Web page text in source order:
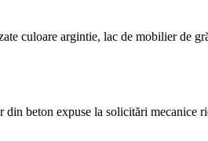
culoare argintie, lac de mobilier de
din beton expuse la solicitări